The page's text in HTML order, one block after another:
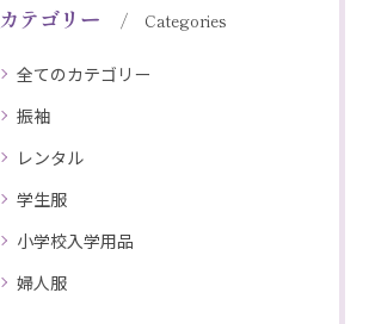
カテゴリー Categories
全てのカテゴリー
振袖
レンタル
学生服
小学校入学用品
婦人服